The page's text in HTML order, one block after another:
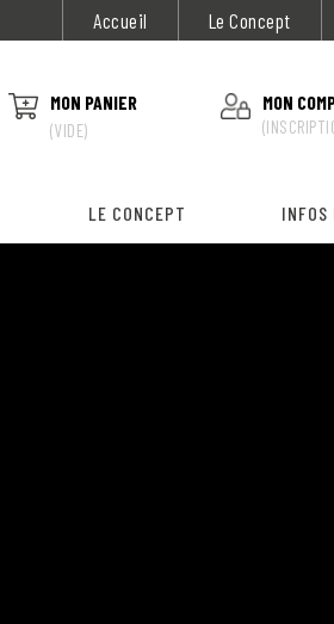
Accueil Le Concept
MON PANIER
(VIDE)
MON
LE CONCEPT INFOS